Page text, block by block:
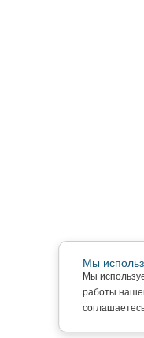
Мы
Мы
работы